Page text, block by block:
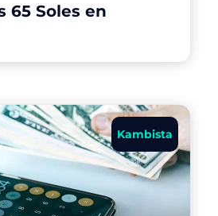
65 Soles en
Kambista